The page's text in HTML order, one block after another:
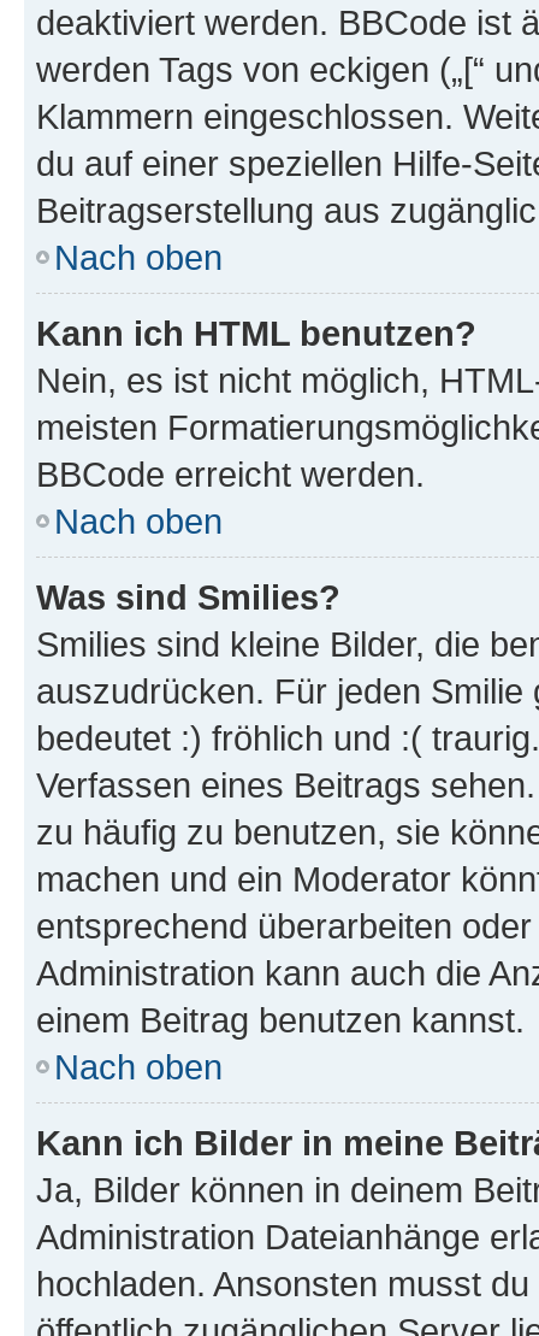
deaktiviert werden. BBCode ist
werden Tags von eckigen („[“
Klammern eingeschlossen.
du auf einer speziellen Hilfe-
Beitragserstellung aus
Nach oben
Kann ich HTML benutzen?
Nein, es ist nicht möglich,
meisten
BBCode erreicht werden.
Nach oben
Was sind Smilies?
Smilies sind kleine Bilder, die
auszudrücken. Für jeden
bedeutet :) fröhlich und :(
Verfassen eines Beitrags
zu häufig zu benutzen, sie
machen und ein Moderator
entsprechend überarbeiten
Administration kann auch die
einem Beitrag benutzen kannst.
Nach oben
Kann ich Bilder in meine
Ja, Bilder können in deinem
Administration Dateianhänge
hochladen. Ansonsten musst